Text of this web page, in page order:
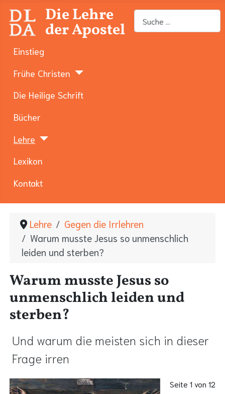
Die Lehre
der Apostel
Suchen
Einstieg
Frühe Christen
Die Heilige Schrift
Bücher
Lehre
Lexikon
Kontakt
Lehre
Gegen die Irrlehren
Warum musste Jesus so unmenschlich
leiden und sterben?
Warum musste Jesus so
unmenschlich leiden und
sterben?
Und warum die meisten sich in dieser
Frage irren
Seite 1 von 12